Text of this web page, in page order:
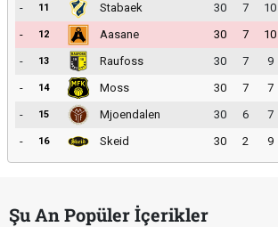
-
11 Stabaek 30 7 10
-
12 Aasane 30 7 10
-
13 Raufoss 30 7 9
-
14 Moss 30 7 7
-
15 Mjoendalen 30 6 7
-
16 Skeid 30 2 9
Şu An Popüler İçerikler